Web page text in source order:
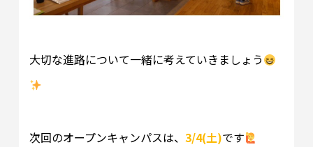
大切な進路について一緒に考えていきましょう
次回のオープンキャンパスは、 3/4(土)です